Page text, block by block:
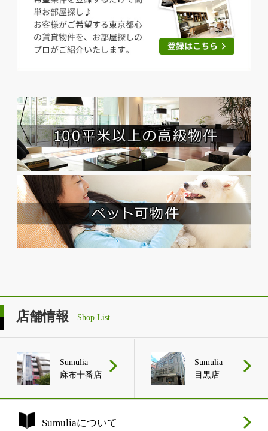
店舗情報 Shop List
Sumulia
麻布十番店
Sumulia
目黒店
Sumuliaについて